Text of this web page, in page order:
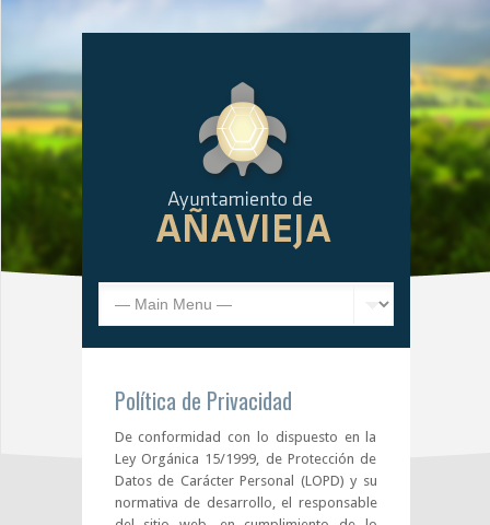
Política de Privacidad
De conformidad con lo dispuesto en la
Ley Orgánica 15/1999, de Protección de
Datos de Carácter Personal (LOPD) y su
normativa de desarrollo, el responsable